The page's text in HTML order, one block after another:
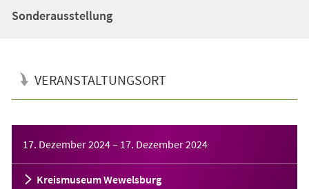
Sonderausstellung
VERANSTALTUNGSORT
17. Dezember 2024– 17. Dezember 2024
Kreismuseum Wewelsburg